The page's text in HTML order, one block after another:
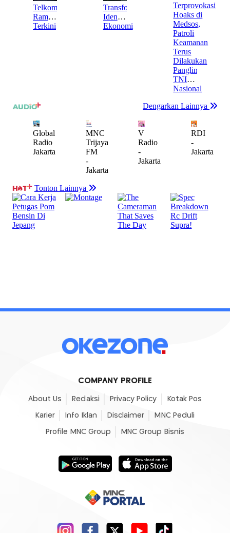
COMPANY PROFILE
About Us Redaksi Privacy Policy Kotak Pos
Karier Info Iklan Disclaimer MNC Peduli
Profile MNC Group MNC Group Bisnis